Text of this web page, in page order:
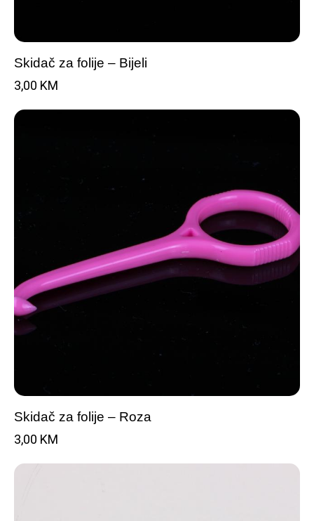
Skidač za folije – Bijeli
3,00 KM
Skidač za folije – Roza
3,00 KM